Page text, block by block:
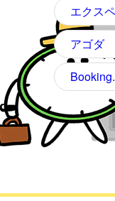
エクス
アゴダ